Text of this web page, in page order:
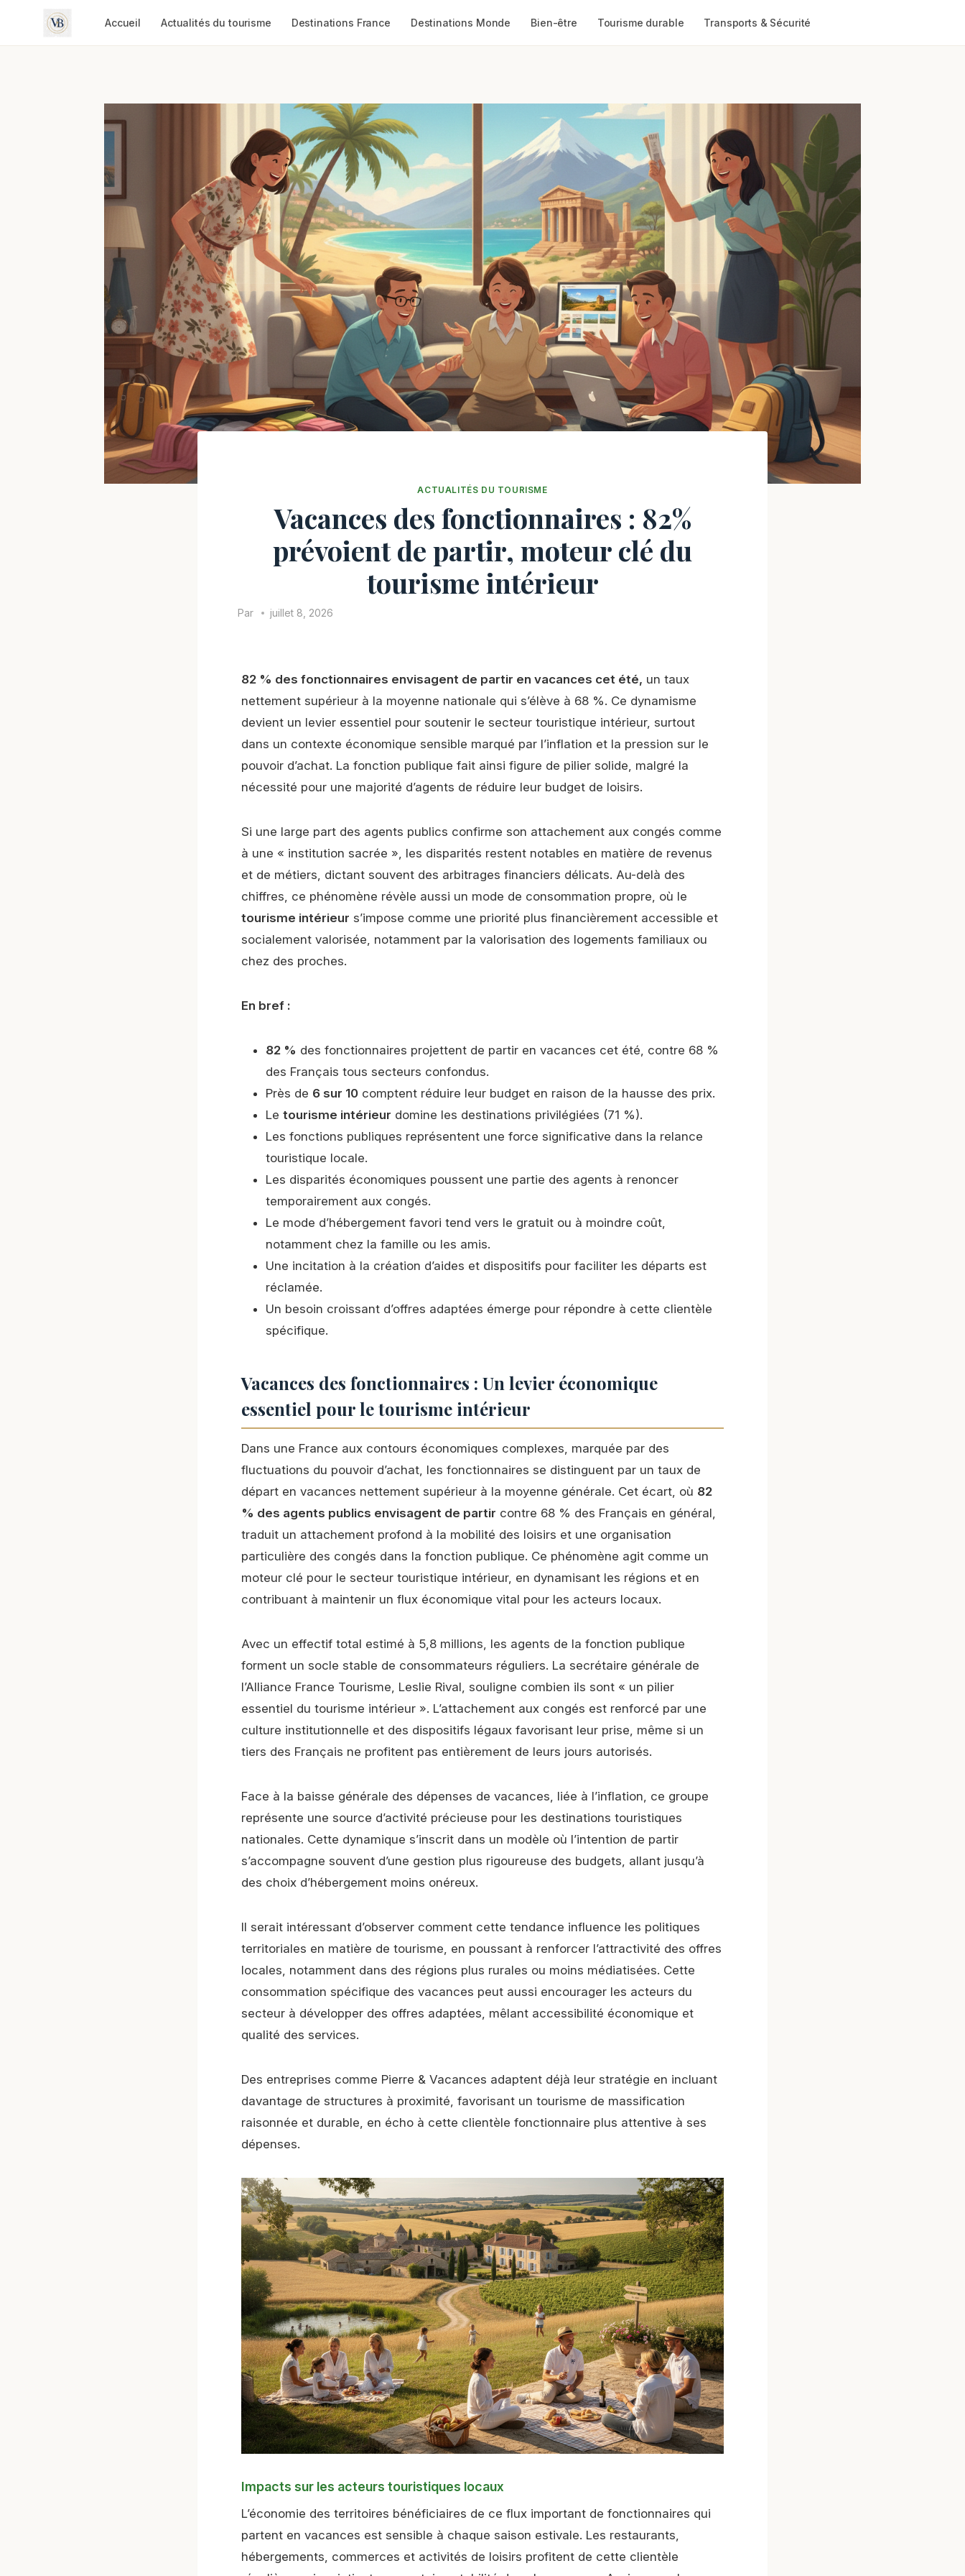
contenu
Accueil Actualités du tourisme Destinations France Destinations Monde Bien-être Tourisme durable Transports & Sécurité
ACTUALITÉS DU TOURISME
Vacances des fonctionnaires : 82%
prévoient de partir, moteur clé du
tourisme intérieur
Par juillet 8, 2026
82 % des fonctionnaires envisagent de partir en vacances cet été, un taux
nettement supérieur à la moyenne nationale qui s’élève à 68 %. Ce dynamisme
devient un levier essentiel pour soutenir le secteur touristique intérieur, surtout
dans un contexte économique sensible marqué par l’inflation et la pression sur le
pouvoir d’achat. La fonction publique fait ainsi figure de pilier solide, malgré la
nécessité pour une majorité d’agents de réduire leur budget de loisirs.
Si une large part des agents publics confirme son attachement aux congés comme
à une « institution sacrée », les disparités restent notables en matière de revenus
et de métiers, dictant souvent des arbitrages financiers délicats. Au-delà des
chiffres, ce phénomène révèle aussi un mode de consommation propre, où le
tourisme intérieur s’impose comme une priorité plus financièrement accessible et
socialement valorisée, notamment par la valorisation des logements familiaux ou
chez des proches.
En bref :
82 % des fonctionnaires projettent de partir en vacances cet été, contre 68 %
des Français tous secteurs confondus.
Près de 6 sur 10 comptent réduire leur budget en raison de la hausse des prix.
Le tourisme intérieur domine les destinations privilégiées (71 %).
Les fonctions publiques représentent une force significative dans la relance
touristique locale.
Les disparités économiques poussent une partie des agents à renoncer
temporairement aux congés.
Le mode d’hébergement favori tend vers le gratuit ou à moindre coût,
notamment chez la famille ou les amis.
Une incitation à la création d’aides et dispositifs pour faciliter les départs est
réclamée.
Un besoin croissant d’offres adaptées émerge pour répondre à cette clientèle
spécifique.
Vacances des fonctionnaires : Un levier économique
essentiel pour le tourisme intérieur
Dans une France aux contours économiques complexes, marquée par des
fluctuations du pouvoir d’achat, les fonctionnaires se distinguent par un taux de
départ en vacances nettement supérieur à la moyenne générale. Cet écart, où 82
% des agents publics envisagent de partir contre 68 % des Français en général,
traduit un attachement profond à la mobilité des loisirs et une organisation
particulière des congés dans la fonction publique. Ce phénomène agit comme un
moteur clé pour le secteur touristique intérieur, en dynamisant les régions et en
contribuant à maintenir un flux économique vital pour les acteurs locaux.
Avec un effectif total estimé à 5,8 millions, les agents de la fonction publique
forment un socle stable de consommateurs réguliers. La secrétaire générale de
l’Alliance France Tourisme, Leslie Rival, souligne combien ils sont « un pilier
essentiel du tourisme intérieur ». L’attachement aux congés est renforcé par une
culture institutionnelle et des dispositifs légaux favorisant leur prise, même si un
tiers des Français ne profitent pas entièrement de leurs jours autorisés.
Face à la baisse générale des dépenses de vacances, liée à l’inflation, ce groupe
représente une source d’activité précieuse pour les destinations touristiques
nationales. Cette dynamique s’inscrit dans un modèle où l’intention de partir
s’accompagne souvent d’une gestion plus rigoureuse des budgets, allant jusqu’à
des choix d’hébergement moins onéreux.
Il serait intéressant d’observer comment cette tendance influence les politiques
territoriales en matière de tourisme, en poussant à renforcer l’attractivité des offres
locales, notamment dans des régions plus rurales ou moins médiatisées. Cette
consommation spécifique des vacances peut aussi encourager les acteurs du
secteur à développer des offres adaptées, mêlant accessibilité économique et
qualité des services.
Des entreprises comme Pierre & Vacances adaptent déjà leur stratégie en incluant
davantage de structures à proximité, favorisant un tourisme de massification
raisonnée et durable, en écho à cette clientèle fonctionnaire plus attentive à ses
dépenses.
Impacts sur les acteurs touristiques locaux
L’économie des territoires bénéficiaires de ce flux important de fonctionnaires qui
partent en vacances est sensible à chaque saison estivale. Les restaurants,
hébergements, commerces et activités de loisirs profitent de cette clientèle